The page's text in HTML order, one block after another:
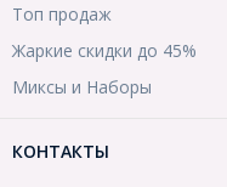
Топ продаж
Жаркие скидки до 45%
Миксы и Наборы
КОНТАКТЫ